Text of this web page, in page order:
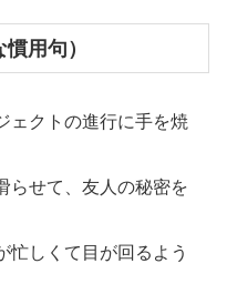
用句）
ェクトの進行に手を焼
らせて、友人の秘密を
忙しくて目が回るよう